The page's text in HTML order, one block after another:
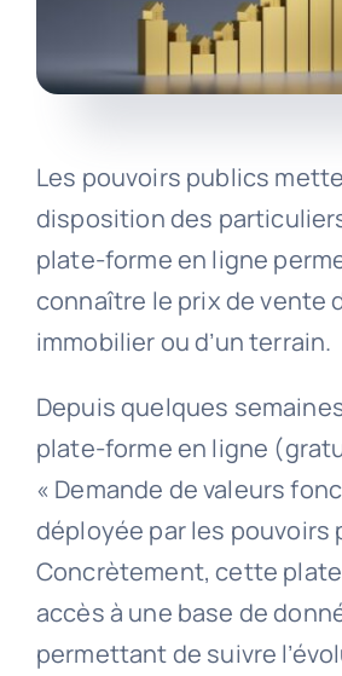
Les pouvoirs publics
disposition des
plate-forme en ligne
connaître le prix de vente
immobilier ou d’un terrain.
Depuis quelques
plate-forme en ligne
« Demande de valeurs
déployée par les pouvoirs
Concrètement, cette
accès à une base de
permettant de suivre